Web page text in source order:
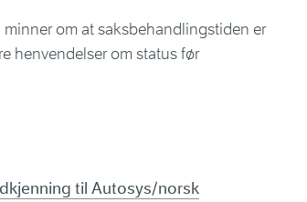
om at saksbehandlingstiden er
henvendelser om status før
til Autosys/norsk